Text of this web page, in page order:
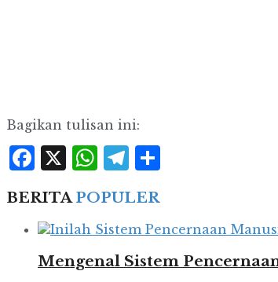
Bagikan tulisan ini:
Facebook
X WhatsApp
Telegram
BERITAPOPULER
Mengenal Sistem